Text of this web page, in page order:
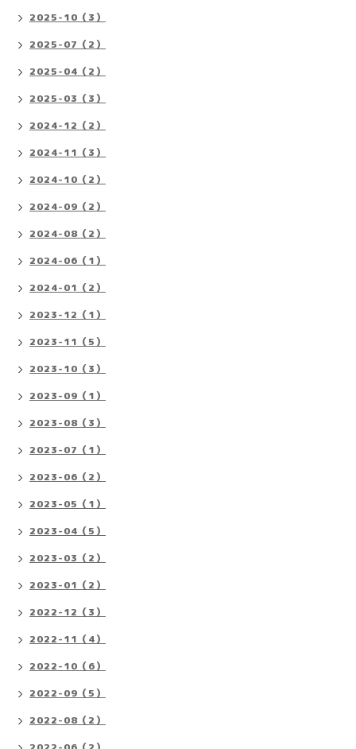
2025-10（3）
2025-07（2）
2025-04（2）
2025-03（3）
2024-12（2）
2024-11（3）
2024-10（2）
2024-09（2）
2024-08（2）
2024-06（1）
2024-01（2）
2023-12（1）
2023-11（5）
2023-10（3）
2023-09（1）
2023-08（3）
2023-07（1）
2023-06（2）
2023-05（1）
2023-04（5）
2023-03（2）
2023-01（2）
2022-12（3）
2022-11（4）
2022-10（6）
2022-09（5）
2022-08（2）